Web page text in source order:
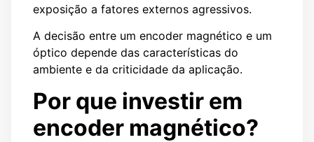
exposição a fatores externos agressivos.
A decisão entre um encoder magnético e um
óptico depende das características do
ambiente e da criticidade da aplicação.
Por que investir em
encoder magnético?